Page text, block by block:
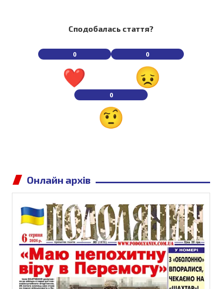
Сподобалась стаття?
0 0
0
Онлайн архів